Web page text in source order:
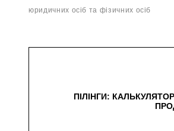
юридичних осіб та фізичних осіб
ПІЛІНГИ: